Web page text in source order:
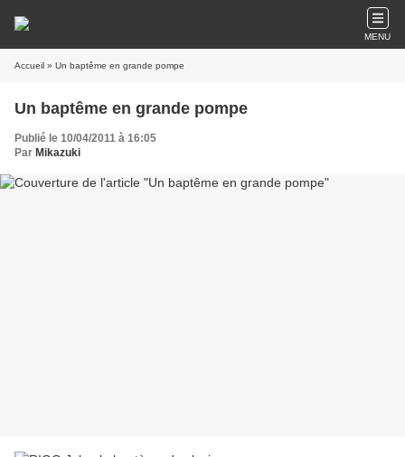
MENU
Accueil » Un baptême en grande pompe
Un baptême en grande pompe
Publié le 10/04/2011 à 16:05
Par Mikazuki